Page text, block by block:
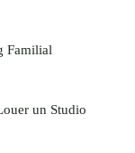
Familial
un Studio